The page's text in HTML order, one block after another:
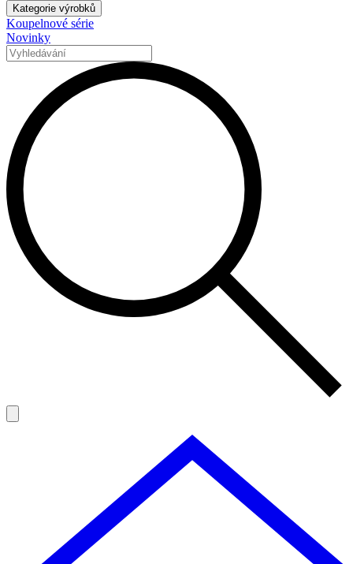
Kategorie výrobků
Koupelnové série
Novinky